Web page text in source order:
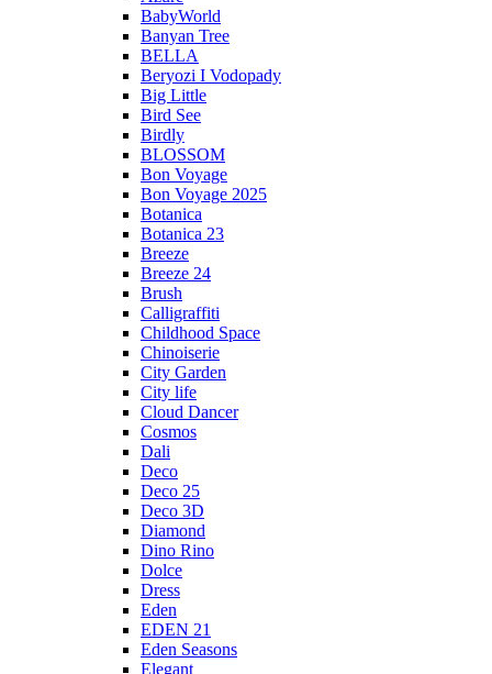
BabyWorld
Banyan Tree
BELLA
Beryozi I Vodopady
Big Little
Bird See
Birdly
BLOSSOM
Bon Voyage
Bon Voyage 2025
Botanica
Botanica 23
Breeze
Breeze 24
Brush
Calligraffiti
Childhood Space
Chinoiserie
City Garden
City life
Cloud Dancer
Cosmos
Dali
Deco
Deco 25
Deco 3D
Diamond
Dino Rino
Dolce
Dress
Eden
EDEN 21
Eden Seasons
Elegant